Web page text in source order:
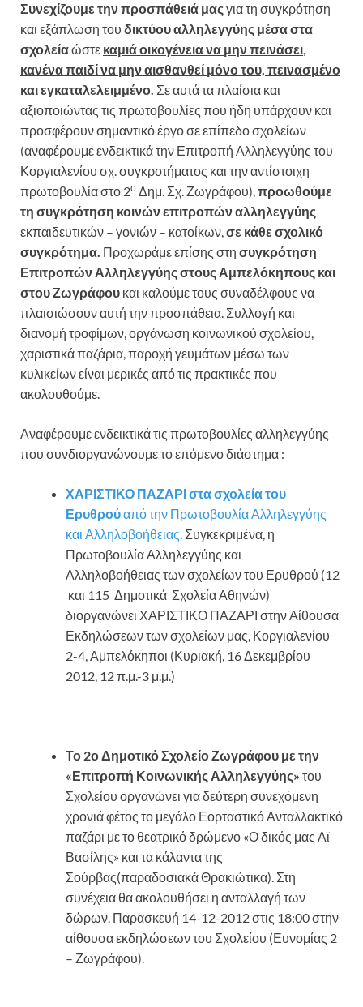
Συνεχίζουμε την προσπάθειά μαςγια τη συγκρότηση
και εξάπλωση του δικτύου αλληλεγγύης μέσα στα
σχολείαώστε καμιά οικογένεια να μην πεινάσει,
κανένα παιδί να μην αισθανθεί μόνο του, πεινασμένο
και εγκαταλελειμμένο. Σε αυτά τα πλαίσια και
αξιοποιώντας τις πρωτοβουλίες που ήδη υπάρχουν και
προσφέρουν σημαντικό έργο σε επίπεδο σχολείων
(αναφέρουμε ενδεικτικά την Επιτροπή Αλληλεγγύης του
Κοργιαλενίου σχ. συγκροτήματος και την αντίστοιχη
πρωτοβουλία στο 2ο Δημ. Σχ. Ζωγράφου),προωθούμε
τη συγκρότηση κοινών επιτροπών αλληλεγγύης
εκπαιδευτικών – γονιών – κατοίκων,σε κάθε σχολικό
συγκρότημα. Προχωράμε επίσης στη συγκρότηση
Επιτροπών Αλληλεγγύης στους Αμπελόκηπους και
στου Ζωγράφου και καλούμε τους συναδέλφους να
πλαισιώσουν αυτή την προσπάθεια. Συλλογή και
διανομή τροφίμων, οργάνωση κοινωνικού σχολείου,
χαριστικά παζάρια, παροχή γευμάτων μέσω των
κυλικείων είναι μερικές από τις πρακτικές που
ακολουθούμε.
Αναφέρουμε ενδεικτικά τις πρωτοβουλίες αλληλεγγύης
που συνδιοργανώνουμε το επόμενο διάστημα :
ΧΑΡΙΣΤΙΚΟ ΠΑΖΑΡΙ στα σχολεία του
Ερυθρούαπό την Πρωτοβουλία Αλληλεγγύης
και Αλληλοβοήθειας. Συγκεκριμένα, η
Πρωτοβουλία Αλληλεγγύης και
Αλληλοβοήθειας των σχολείων του Ερυθρού (12
και 115 Δημοτικά Σχολεία Αθηνών)
διοργανώνει ΧΑΡΙΣΤΙΚΟ ΠΑΖΑΡΙ στην Αίθουσα
Εκδηλώσεων των σχολείων μας, Κοργιαλενίου
2-4, Αμπελόκηποι (Κυριακή, 16 Δεκεμβρίου
2012, 12 π.μ.-3 μ.μ.)
Το 2ο Δημοτικό Σχολείο Ζωγράφου με την
«Επιτροπή Κοινωνικής Αλληλεγγύης» του
Σχολείου οργανώνει για δεύτερη συνεχόμενη
χρονιά φέτος το μεγάλο Εορταστικό Ανταλλακτικό
παζάρι με το θεατρικό δρώμενο «Ο δικός μας Αϊ
Βασίλης» και τα κάλαντα της
Σούρβας(παραδοσιακά Θρακιώτικα). Στη
συνέχεια θα ακολουθήσει η ανταλλαγή των
δώρων. Παρασκευή 14-12-2012 στις 18:00 στην
αίθουσα εκδηλώσεων του Σχολείου (Ευνομίας 2
– Ζωγράφου).